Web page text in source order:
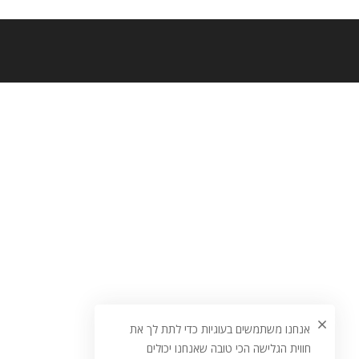
אנחנו משתמשים בעוגיות כדי לתת לך את
חווית הגלישה הכי טובה שאנחנו יכולים